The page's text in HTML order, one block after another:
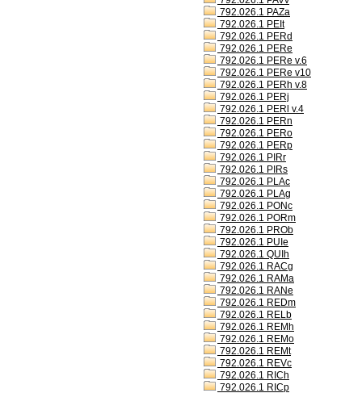
792.026.1 PAZa
792.026.1 PEIt
792.026.1 PERd
792.026.1 PERe
792.026.1 PERe v.6
792.026.1 PERe v10
792.026.1 PERh v.8
792.026.1 PERj
792.026.1 PERl v.4
792.026.1 PERn
792.026.1 PERo
792.026.1 PERp
792.026.1 PIRr
792.026.1 PIRs
792.026.1 PLAc
792.026.1 PLAg
792.026.1 PONc
792.026.1 PORm
792.026.1 PROb
792.026.1 PUIe
792.026.1 QUIh
792.026.1 RACg
792.026.1 RAMa
792.026.1 RANe
792.026.1 REDm
792.026.1 RELb
792.026.1 REMh
792.026.1 REMo
792.026.1 REMt
792.026.1 REVc
792.026.1 RICh
792.026.1 RICp